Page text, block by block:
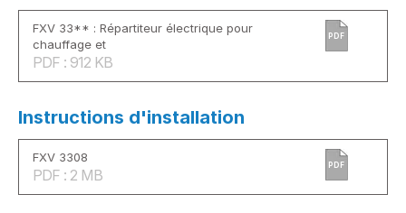
FXV 33** : Répartiteur électrique pour
chauffage et
PDF : 912 KB
PDF
Instructions d'installation
FXV 3308
PDF : 2 MB
PDF